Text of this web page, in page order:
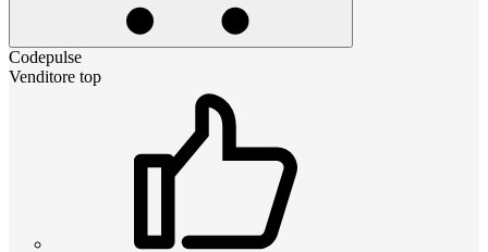
Codepulse
Venditore top